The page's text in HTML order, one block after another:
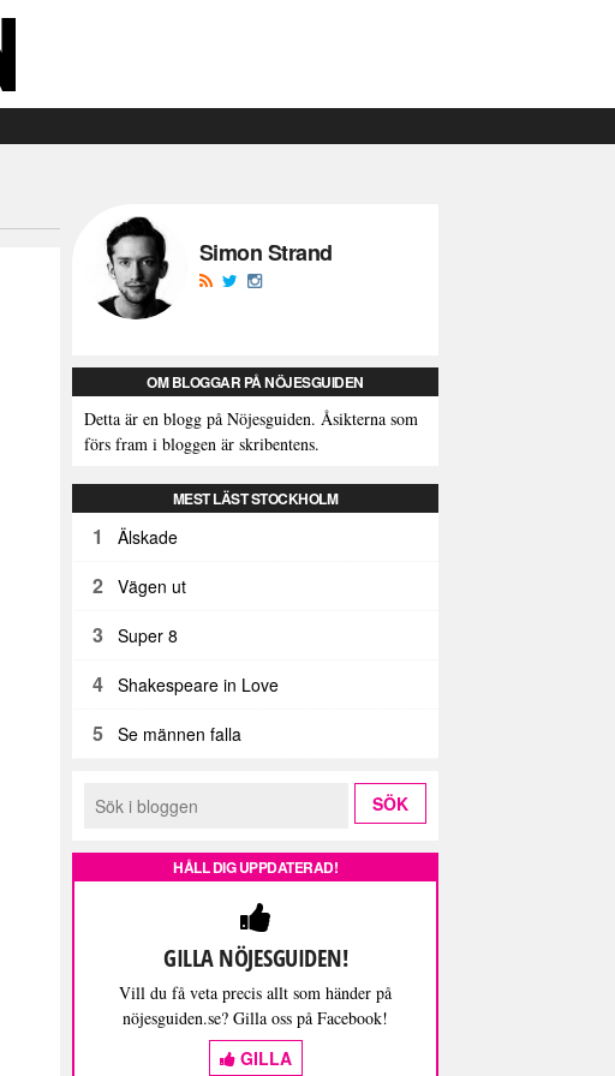
Simon Strand
OM BLOGGAR PÅ NÖJESGUIDEN
Detta är en blogg på Nöjesguiden. Åsikterna som
förs fram i bloggen är skribentens.
MEST LÄST STOCKHOLM
1 Älskade
2 Vägen ut
3 Super 8
4 Shakespeare in Love
5 Se männen falla
HÅLL DIG UPPDATERAD!
GILLA NÖJESGUIDEN!
Vill du få veta precis allt som händer på
nöjesguiden.se? Gilla oss på Facebook!
GILLA